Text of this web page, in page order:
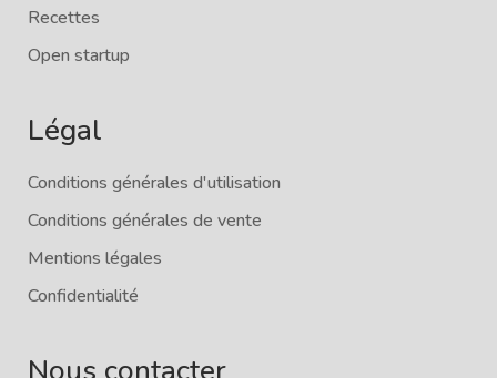
Recettes
Open startup
Légal
Conditions générales d'utilisation
Conditions générales de vente
Mentions légales
Confidentialité